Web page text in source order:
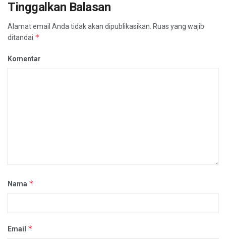
Tinggalkan Balasan
Alamat email Anda tidak akan dipublikasikan. Ruas yang wajib
ditandai *
Komentar
Nama *
Email *